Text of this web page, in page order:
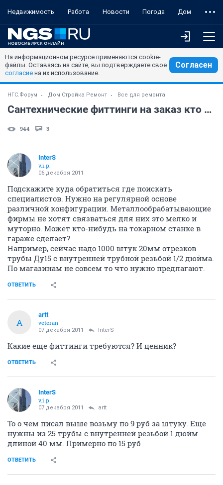
Недвижимость Работа Новости Погода Дом
На информационном ресурсе применяются cookie-
файлы. Оставаясь на сайте, вы подтверждаете свое
согласие на их использование.
Согласен
НГС.Форум Дом Стройка Ремонт Все для ремонта
Сантехнические фиттинги на заказ кто может сделать?
944 3
InterS
v.i.p.
06 декабря 2011
Подскажите куда обратиться где поискать
специалистов. Нужно на регулярной основе
различной конфигурации. Металлообрабатывающие
фирмы не хотят связваться для них это мелко и
муторно. Может кто-нибудь на токарном станке в
гараже сделает?
Например, сейчас надо 1000 штук 20мм отрезков
трубы Ду15 с внутренней трубной резьбой 1/2 дюйма.
По магазинам не совсем то что нужно предлагают.
ОТВЕТИТЬ
A
artt
veteran
07 декабря 2011 InterS
Какие еще фиттинги требуются? И ценник?
ОТВЕТИТЬ
InterS
v.i.p.
07 декабря 2011 artt
То о чем писал выше возьму по 9 руб за штуку. Еще
нужны из 25 трубы с внутренней резьбой 1 дюйм
длиной 40 мм. Примерно по 15 руб
ОТВЕТИТЬ